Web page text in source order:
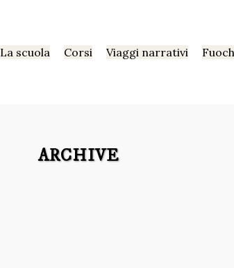
La scuola Corsi Viaggi narrativi
ARCHIVE